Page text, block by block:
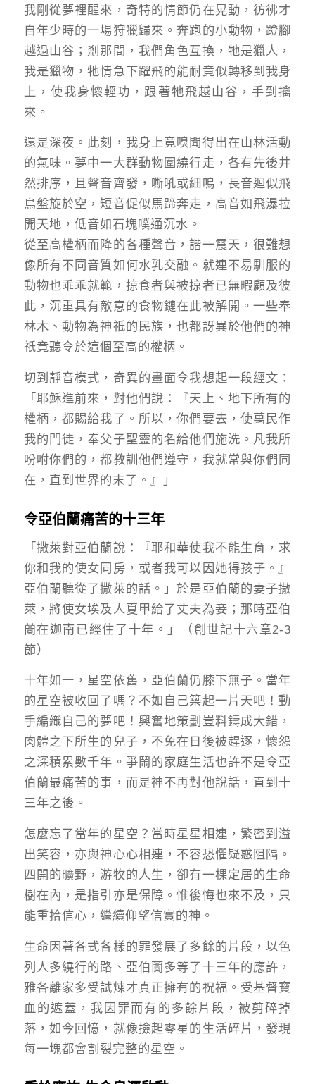
我剛從夢裡醒來，奇特的情節仍在晃動，彷彿才
自年少時的一場狩獵歸來。奔跑的小動物，蹬腳
越過山谷；剎那間，我們角色互換，牠是獵人，
我是獵物，牠情急下躍飛的能耐竟似轉移到我身
上，使我身懷輕功，跟著牠飛越山谷，手到擒
來。
還是深夜。此刻，我身上竟嗅聞得出在山林活動
的氣味。夢中一大群動物圍繞行走，各有先後井
然排序，且聲音齊發，嘶吼或細鳴，長音迴似飛
鳥盤旋於空，短音促似馬蹄奔走，高音如飛瀑拉
開天地，低音如石塊噗通沉水。
從至高權柄而降的各種聲音，諧一震天，很難想
像所有不同音質如何水乳交融。就連不易馴服的
動物也乖乖就範，掠食者與被掠者已無暇顧及彼
此，沉重具有敵意的食物鏈在此被解開。一些奉
林木、動物為神祇的民族，也都訝異於他們的神
祇竟聽令於這個至高的權柄。
切到靜音模式，奇異的畫面令我想起一段經文：
「耶穌進前來，對他們說：『天上、地下所有的
權柄，都賜給我了。所以，你們要去，使萬民作
我的門徒，奉父子聖靈的名給他們施洗。凡我所
吩咐你們的，都教訓他們遵守，我就常與你們同
在，直到世界的末了。』」
令亞伯蘭痛苦的十三年
「撒萊對亞伯蘭說：『耶和華使我不能生育，求
你和我的使女同房，或者我可以因她得孩子。』
亞伯蘭聽從了撒萊的話。」於是亞伯蘭的妻子撒
萊，將使女埃及人夏甲給了丈夫為妾；那時亞伯
蘭在迦南已經住了十年。」（創世記十六章2-3
節）
十年如一，星空依舊，亞伯蘭仍膝下無子。當年
的星空被收回了嗎？不如自己築起一片天吧！動
手編織自己的夢吧！興奮地策劃豈料鑄成大錯，
肉體之下所生的兒子，不免在日後被趕逐，懷怨
之深積累數千年。爭鬧的家庭生活也許不是令亞
伯蘭最痛苦的事，而是神不再對他說話，直到十
三年之後。
怎麼忘了當年的星空？當時星星相連，繁密到溢
出笑容，亦與神心心相連，不容恐懼疑惑阻隔。
四開的曠野，游牧的人生，卻有一棵定居的生命
樹在內，是指引亦是保障。惟後悔也來不及，只
能重拾信心，繼續仰望信實的神。
生命因著各式各樣的罪發展了多餘的片段，以色
列人多繞行的路、亞伯蘭多等了十三年的應許，
雅各離家多受試煉才真正擁有的祝福。受基督寶
血的遮蓋，我因罪而有的多餘片段，被剪碎掉
落，如今回憶，就像撿起零星的生活碎片，發現
每一塊都會割裂完整的星空。